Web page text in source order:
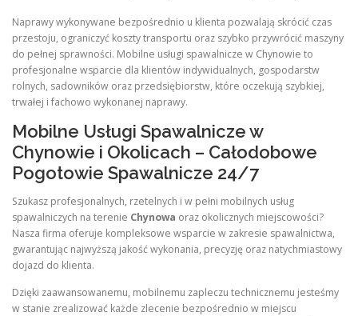
Naprawy wykonywane bezpośrednio u klienta pozwalają skrócić czas
przestoju, ograniczyć koszty transportu oraz szybko przywrócić maszyny
do pełnej sprawności. Mobilne usługi spawalnicze w Chynowie to
profesjonalne wsparcie dla klientów indywidualnych, gospodarstw
rolnych, sadowników oraz przedsiębiorstw, które oczekują szybkiej,
trwałej i fachowo wykonanej naprawy.
Mobilne Usługi Spawalnicze w
Chynowie i Okolicach – Całodobowe
Pogotowie Spawalnicze 24/7
Szukasz profesjonalnych, rzetelnych i w pełni mobilnych usług
spawalniczych na terenie Chynowa oraz okolicznych miejscowości?
Nasza firma oferuje kompleksowe wsparcie w zakresie spawalnictwa,
gwarantując najwyższą jakość wykonania, precyzję oraz natychmiastowy
dojazd do klienta.
Dzięki zaawansowanemu, mobilnemu zapleczu technicznemu jesteśmy
w stanie zrealizować każde zlecenie bezpośrednio w miejscu